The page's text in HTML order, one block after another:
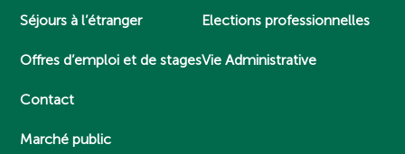
Séjours à l’étranger
Offres d’emploi et de stages
Contact
Marché public
Elections professionnelles
Vie Administrative